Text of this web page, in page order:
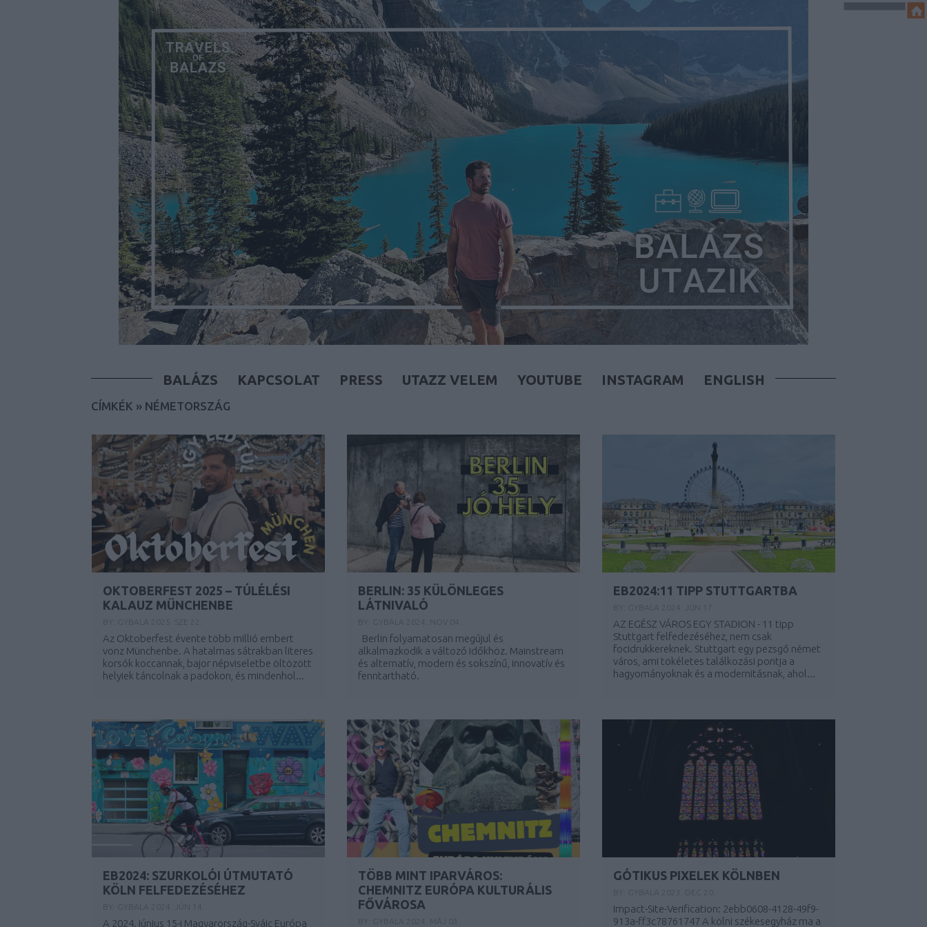
BALÁZS KAPCSOLAT PRESS UTAZZ VELEM YOUTUBE INSTAGRAM ENGLISH
CÍMKÉK » NÉMETORSZÁG
OKTOBERFEST 2025 – TÚLÉLÉSI
KALAUZ MÜNCHENBE
Az Oktoberfest évente több millió embert
vonz Münchenbe. A hatalmas sátrakban literes
korsók koccannak, bajor népviseletbe öltözött
helyiek táncolnak a padokon, és mindenhol...
BERLIN: 35 KÜLÖNLEGES
LÁTNIVALÓ
Berlin folyamatosan megújul és
alkalmazkodik a változó időkhöz. Mainstream
és alternatív, modern és sokszínű, innovatív és
fenntartható.
EB2024:11 TIPP STUTTGARTBA
AZ EGÉSZ VÁROS EGY STADION - 11 tipp
Stuttgart felfedezéséhez, nem csak
focidrukkereknek. Stuttgart egy pezsgő német
város, ami tökéletes találkozási pontja a
hagyományoknak és a modernitásnak, ahol...
EB2024: SZURKOLÓI ÚTMUTATÓ
KÖLN FELFEDEZÉSÉHEZ
A 2024. június 15-i Magyarország-Svájc Európa
TÖBB MINT IPARVÁROS:
CHEMNITZ EURÓPA KULTURÁLIS
FŐVÁROSA
GÓTIKUS PIXELEK KÖLNBEN
Impact-Site-Verification: 2ebb0608-4128-49f9-
913a-ff3c78761747 A kölni székesegyház ma a